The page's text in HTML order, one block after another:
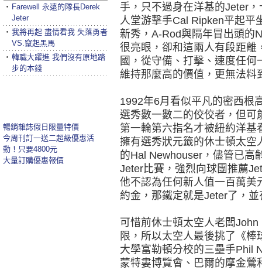
手，只不過身在洋基的Jeter
人堂游擊手Cal Ripken平起平
新秀，A-Rod與隔年冒出頭的
很亮眼，卻和這兩人有段距離
國，從守備、打擊、速度任
維持那麼高的價值，更無法料
1992年6月看似平凡的密西根
選秀數一數二的佼佼者，但可
第一輪第六指名才被紐約洋
擁有選秀狀元籤的休士頓太空
的Hal Newhouser，儘管已高
Jeter比賽，強烈向球團推薦
他不認為任何新人值一百萬美
約金，那鐵定就是Jeter了，
可惜前休士頓太空人老闆
限，所以太空人最後挑了《
大學富勒頓分校的三壘手Phil
蒙特婁博覽會、巴爾的摩金
‧ Farewell 永遠的隊長Derek
Jeter
‧ 我將再起 盡情看我 失落勇者
VS.竄起黑馬
‧ 韓職大躍進 我們沒有原地踏
步的本錢
暢銷雜誌假日限量特價
今周刊訂一送二超級優惠活
動！只要4800元
大量訂購優惠報價